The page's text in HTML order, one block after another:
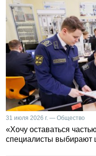
31 июля 2026 г. — Общество
«Хочу оставаться
специалисты выбирают